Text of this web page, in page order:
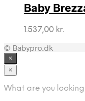
Baby
1.537,00 kr.
© Babypro.dk
×
×
What are you